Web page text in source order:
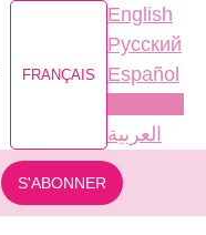
FRANÇAIS
English
Русский
Español
العربية
S'ABONNER